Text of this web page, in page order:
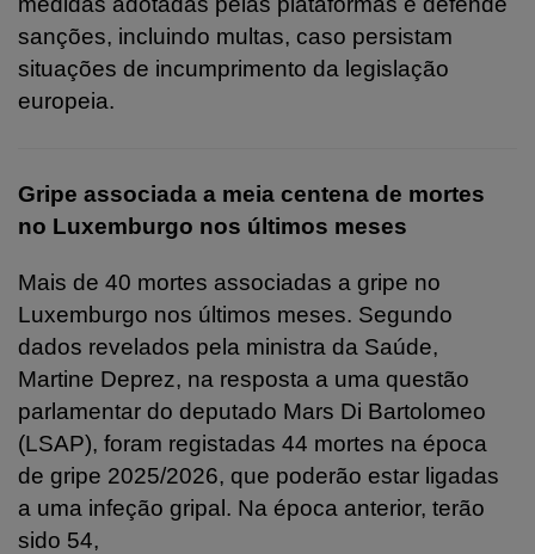
sanções, incluindo multas, caso persistam
situações de incumprimento da legislação
europeia.
Gripe associada a meia centena de mortes
no Luxemburgo nos últimos meses
Mais de 40 mortes associadas a gripe no
Luxemburgo nos últimos meses. Segundo
dados revelados pela ministra da Saúde,
Martine Deprez, na resposta a uma questão
parlamentar do deputado Mars Di Bartolomeo
(LSAP), foram registadas 44 mortes na época
de gripe 2025/2026, que poderão estar ligadas
a uma infeção gripal. Na época anterior, terão
sido 54,